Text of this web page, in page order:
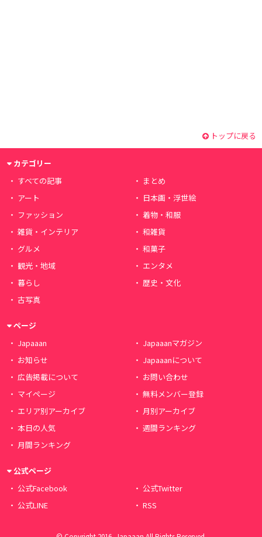
トップに戻る
カテゴリー
すべての記事
まとめ
アート
日本画・浮世絵
ファッション
着物・和服
雑貨・インテリア
和雑貨
グルメ
和菓子
観光・地域
エンタメ
暮らし
歴史・文化
古写真
ページ
Japaaan
Japaaanマガジン
お知らせ
Japaaanについて
広告掲載について
お問い合わせ
マイページ
無料メンバー登録
エリア別アーカイブ
月別アーカイブ
本日の人気
週間ランキング
月間ランキング
公式ページ
公式Facebook
公式Twitter
公式LINE
RSS